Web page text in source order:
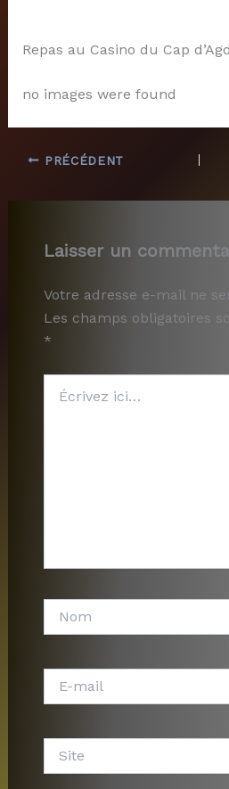
Repas au Casino du Cap
no images were found
PRÉCÉDENT
Laisser un
Votre adresse e-mail ne
Les champs obligatoires
*
ici…
mail